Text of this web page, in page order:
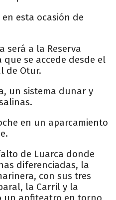
esta ocasión de
será a la Reserva
se accede desde el
de Otur.
un sistema dunar y
en un aparcamiento
de Luarca donde
diferenciadas, la
con sus tres
la Carril y la
un anfiteatro en torno